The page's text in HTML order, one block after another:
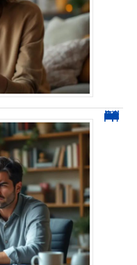
0270 spam : reconnaître ces appels et les bloquer sans erreur